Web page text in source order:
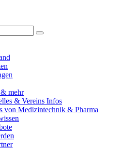
mehr
& Vereins Infos
von Medizintechnik & Pharma